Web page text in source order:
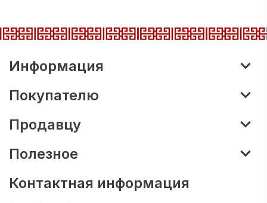
Информация
Покупателю
Продавцу
Полезное
Контактная информация